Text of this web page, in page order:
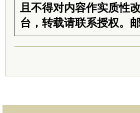
且不得对内容作实质性
台，转载请联系授权。